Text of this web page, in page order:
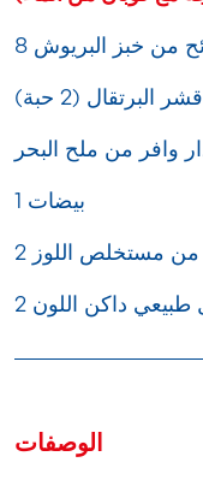
من خبز البريوش
قشر البرتقال (2 حبة)
وافر من ملح البحر
1 بيضات
من مستخلص اللوز
داكن اللون
الوصفات